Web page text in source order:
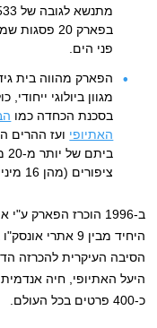
פני הים.
הפארק מהווה בית
מגוון ביולוגי
בסכנת הכחדה כמו
האתיופי ועז ההרים
ציפורים (מהן 16 מינים אנדמיים) וצמחים נדירים.
ב-1996 הוכרז
היחיד מבין 9
הסיבה העיקרית להכרזה
היעל האתיופי, חיה
כ-400 פרטים בכל העולם.